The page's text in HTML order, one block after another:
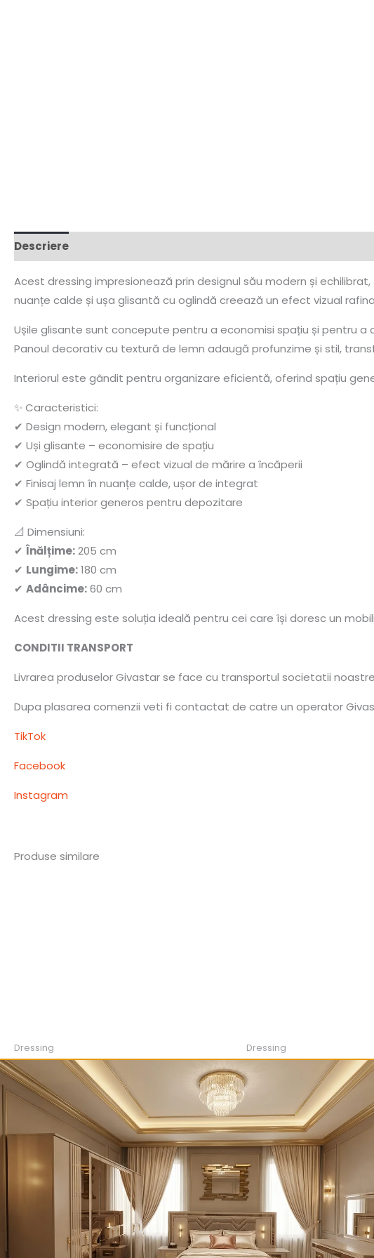
Descriere
Acest dressing impresionează prin designul său modern și
nuanțe calde și ușa glisantă cu oglindă creează un efect vizual
Ușile glisante sunt concepute pentru a economisi spațiu și pentru
Panoul decorativ cu textură de lemn adaugă profunzime și stil,
Interiorul este gândit pentru organizare eficientă, oferind spațiu
✨ Caracteristici:
✔ Design modern, elegant și funcțional
✔ Uși glisante – economisire de spațiu
✔ Oglindă integrată – efect vizual de mărire a încăperii
✔ Finisaj lemn în nuanțe calde, ușor de integrat
✔ Spațiu interior generos pentru depozitare
📐 Dimensiuni:
✔ Înălțime:205 cm
✔ Lungime:180 cm
✔ Adâncime:60 cm
Acest dressing este soluția ideală pentru cei care își doresc un
CONDITII TRANSPORT
Livrarea produselor Givastar se face cu transportul societatii
Dupa plasarea comenzii veti fi contactat de catre un operator
TikTok
Facebook
Instagram
Produse similare
Dressing
DULAP IRYS
2,700.00
ADAUGĂ ÎN COȘ
Dressing
DRESSING IMPERIAL
2,900.00
ADAUGĂ ÎN COȘ